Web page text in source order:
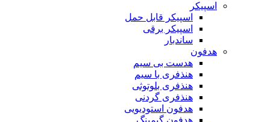
اسپیکر
اسپیکر قابل حمل
اسپیکر برقی
ساندبار
هدفون
هدست بی سیم
هنذفری با سیم
هنذفری بلوتوثی
هنذفری گردنی
هدفون استودیویی
هدفون گیمینگ